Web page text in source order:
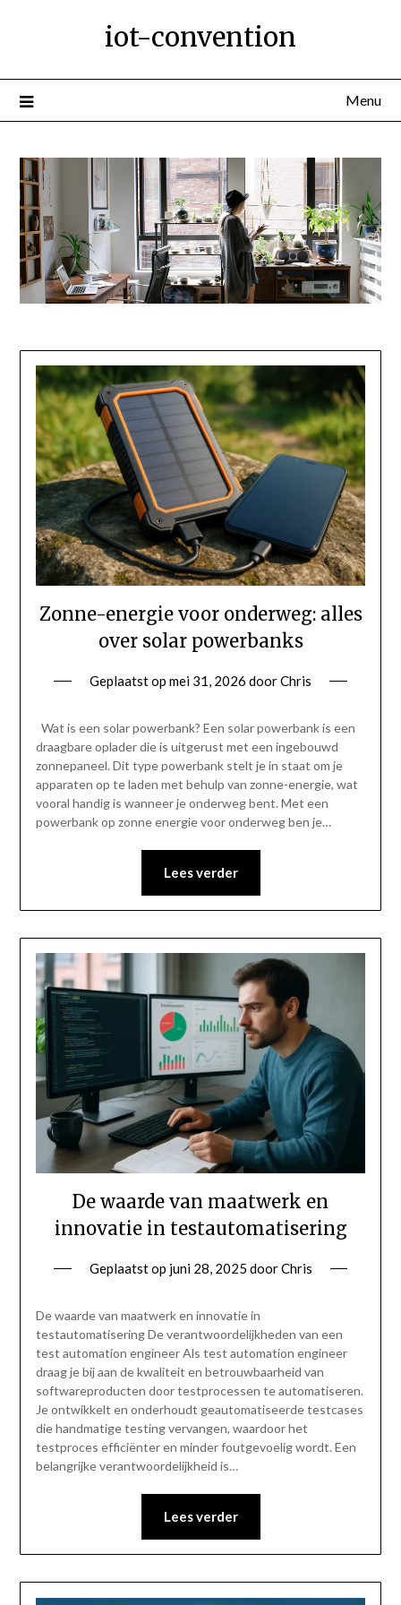
inhoud
iot-convention
Menu
Zonne-energie voor onderweg: alles
over solar powerbanks
Geplaatst op mei 31, 2026 doorChris
Wat is een solar powerbank? Een solar powerbank is een
draagbare oplader die is uitgerust met een ingebouwd
zonnepaneel. Dit type powerbank stelt je in staat om je
apparaten op te laden met behulp van zonne-energie, wat
vooral handig is wanneer je onderweg bent. Met een
powerbank op zonne energie voor onderweg ben je…
Lees verder
De waarde van maatwerk en
innovatie in testautomatisering
Geplaatst op juni 28, 2025 doorChris
De waarde van maatwerk en innovatie in
testautomatisering De verantwoordelijkheden van een
test automation engineer Als test automation engineer
draag je bij aan de kwaliteit en betrouwbaarheid van
softwareproducten door testprocessen te automatiseren.
Je ontwikkelt en onderhoudt geautomatiseerde testcases
die handmatige testing vervangen, waardoor het
testproces efficiënter en minder foutgevoelig wordt. Een
belangrijke verantwoordelijkheid is…
Lees verder